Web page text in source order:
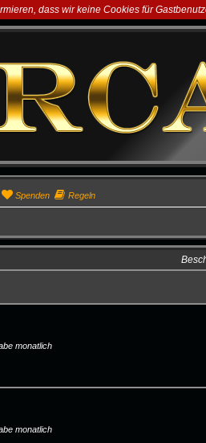
dass wir keine Cookies für
Spenden Regeln
monatlich
monatlich